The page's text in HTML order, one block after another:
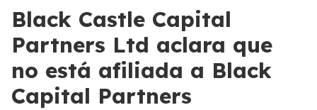
Black Castle Capital
Partners Ltd aclara que
no está afiliada a Black
Capital Partners